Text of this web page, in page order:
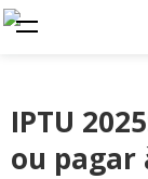
IPTU
ou pagar